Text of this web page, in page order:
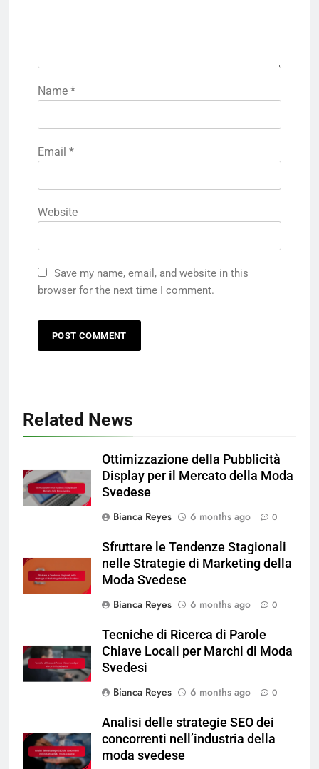
Name *
Email *
Website
Save my name, email, and website in this
browser for the next time I comment.
Related News
Ottimizzazione della Pubblicità
Display per il Mercato della Moda
Svedese
Bianca Reyes
6 months ago 0
Sfruttare le Tendenze Stagionali
nelle Strategie di Marketing della
Moda Svedese
Bianca Reyes
6 months ago 0
Tecniche di Ricerca di Parole
Chiave Locali per Marchi di Moda
Svedesi
Bianca Reyes
6 months ago 0
Analisi delle strategie SEO dei
concorrenti nell’industria della
moda svedese